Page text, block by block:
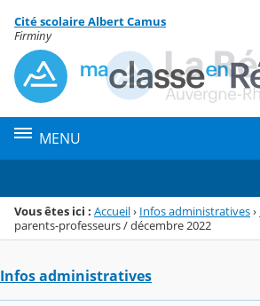
Menu de la rubrique
Contenu
Cité scolaire Albert Camus
Firminy
MENU
Vous êtes ici : Accueil› Infos administratives›
parents-professeurs / décembre 2022
Infos administratives